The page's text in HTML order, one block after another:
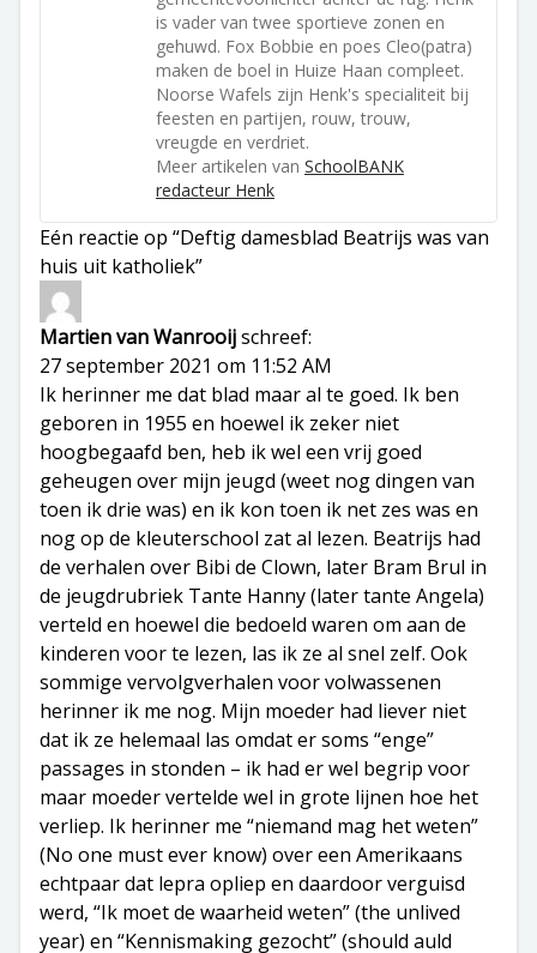
is vader van twee sportieve zonen en
gehuwd. Fox Bobbie en poes Cleo(patra)
maken de boel in Huize Haan compleet.
Noorse Wafels zijn Henk's specialiteit bij
feesten en partijen, rouw, trouw,
vreugde en verdriet.
Meer artikelen van SchoolBANK
redacteur Henk
Eén reactie op “Deftig damesblad Beatrijs was van
huis uit katholiek”
Martien van Wanrooijschreef:
27 september 2021 om 11:52 AM
Ik herinner me dat blad maar al te goed. Ik ben
geboren in 1955 en hoewel ik zeker niet
hoogbegaafd ben, heb ik wel een vrij goed
geheugen over mijn jeugd (weet nog dingen van
toen ik drie was) en ik kon toen ik net zes was en
nog op de kleuterschool zat al lezen. Beatrijs had
de verhalen over Bibi de Clown, later Bram Brul in
de jeugdrubriek Tante Hanny (later tante Angela)
verteld en hoewel die bedoeld waren om aan de
kinderen voor te lezen, las ik ze al snel zelf. Ook
sommige vervolgverhalen voor volwassenen
herinner ik me nog. Mijn moeder had liever niet
dat ik ze helemaal las omdat er soms “enge”
passages in stonden – ik had er wel begrip voor
maar moeder vertelde wel in grote lijnen hoe het
verliep. Ik herinner me “niemand mag het weten”
(No one must ever know) over een Amerikaans
echtpaar dat lepra opliep en daardoor verguisd
werd, “Ik moet de waarheid weten” (the unlived
year) en “Kennismaking gezocht” (should auld